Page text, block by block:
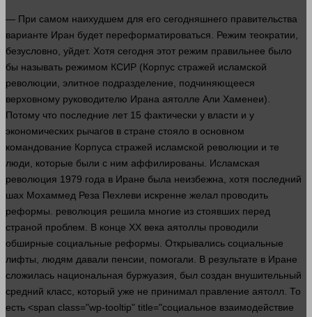
— При самом наихудшем для его сегодняшнего правительства
варианте Иран будет переформатироваться. Режим теократии,
безусловно, уйдет. Хотя сегодня этот режим правильнее было
бы называть режимом КСИР (Корпус стражей исламской
революции, элитное подразделение, подчиняющееся
верховному руководителю Ирана аятолле Али Хаменеи).
Потому что последние лет 15 фактически у власти и у
экономических рычагов в стране стояло в основном
командование Корпуса стражей исламской революции и те
люди , которые были с ним аффилированы. Исламская
революция 1979 года в Иране была неизбежна, хотя последний
шах Мохаммед Реза Пехлеви искренне желал проводить
реформы. революция решила многие из стоявших перед
страной проблем. В конце ХХ века аятоллы проводили
обширные социальные реформы. Открывались социальные
лифты, людям давали пенсии, помогали. В результате в Иране
сложилась национальная буржуазия, был создан внушительный
средний класс, который уже не принимал правление аятолл. То
есть <span class="wp-tooltip" title="социальное взаимодействие